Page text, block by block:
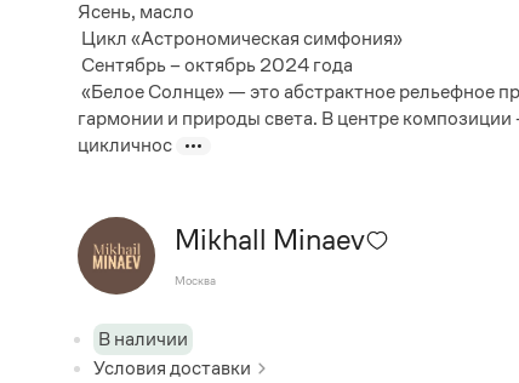
Ясень, масло
Цикл «Астрономическая симфония»
Сентябрь – октябрь 2024 года
«Белое Солнце» — это абстрактное рельефное
гармонии и природы света. В центре
цикличнос
Mikhall Minaev
Москва
В наличии
Условия доставки